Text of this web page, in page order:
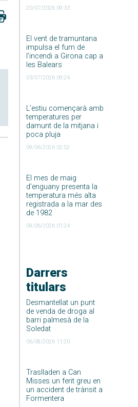
20/07/2026 09:33
El vent de tramuntana
impulsa el fum de
l’incendi a Girona cap a
les Balears
03/07/2026 09:24
L’estiu començarà amb
temperatures per
damunt de la mitjana i
poca pluja
09/06/2026 02:52
El mes de maig
d’enguany presenta la
temperatura més alta
registrada a la mar des
de 1982
09/06/2026 01:24
Darrers
titulars
Desmantellat un punt
de venda de droga al
barri palmesà de la
Soledat
06/08/2026 11:20
Traslladen a Can
Misses un ferit greu en
un accident de trànsit a
Formentera